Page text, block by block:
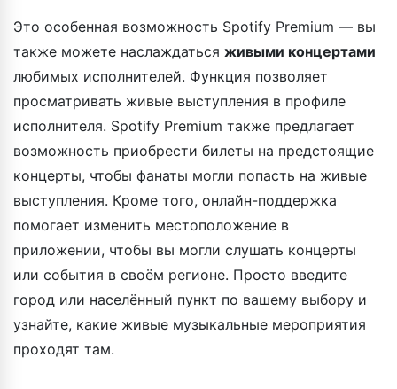
Это особенная возможность Spotify Premium — вы
также можете наслаждаться живыми концертами
любимых исполнителей. Функция позволяет
просматривать живые выступления в профиле
исполнителя. Spotify Premium также предлагает
возможность приобрести билеты на предстоящие
концерты, чтобы фанаты могли попасть на живые
выступления. Кроме того, онлайн-поддержка
помогает изменить местоположение в
приложении, чтобы вы могли слушать концерты
или события в своём регионе. Просто введите
город или населённый пункт по вашему выбору и
узнайте, какие живые музыкальные мероприятия
проходят там.